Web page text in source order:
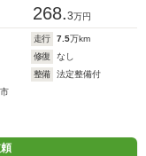
268.3万円
走行 7.5万km
修復
なし
整備
法定整備付